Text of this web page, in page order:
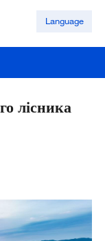
Language
лісника